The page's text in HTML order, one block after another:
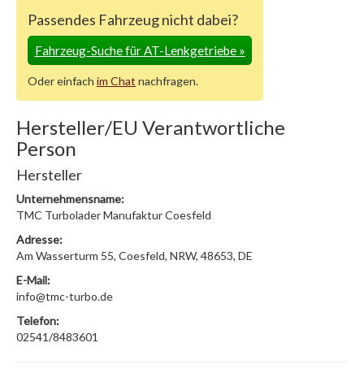
Passendes Fahrzeug nicht dabei?
Fahrzeug-Suche für AT-Lenkgetriebe»
Oder einfach im Chat nachfragen.
Hersteller/EU Verantwortliche
Person
Hersteller
Unternehmensname:
TMC Turbolader Manufaktur Coesfeld
Adresse:
Am Wasserturm 55, Coesfeld, NRW, 48653, DE
E-Mail:
info@tmc-turbo.de
Telefon:
02541/8483601